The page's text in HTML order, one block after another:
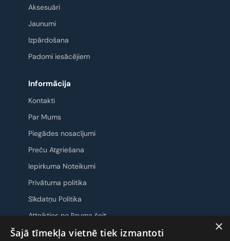
Aksesuāri
Jaunumi
Izpārdošana
Padomi iesācējiem
Informācija
Kontakti
Par Mums
Piegādes nosacījumi
Preču Atgriešana
Iepirkuma Noteikumi
Privātuma politika
Sīkdatņu Politika
Atteikties no līguma šeit
×
Šajā tīmekļa vietnē tiek izmantoti